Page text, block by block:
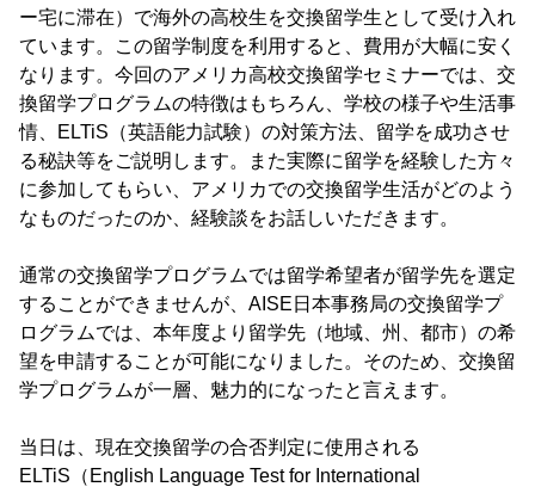
ー宅に滞在）で海外の高校生を交換留学生として受け入れ
ています。この留学制度を利用すると、費用が大幅に安く
なります。今回のアメリカ高校交換留学セミナーでは、交
換留学プログラムの特徴はもちろん、学校の様子や生活事
情、ELTiS（英語能力試験）の対策方法、留学を成功させ
る秘訣等をご説明します。また実際に留学を経験した方々
に参加してもらい、アメリカでの交換留学生活がどのよう
なものだったのか、経験談をお話しいただきます。
通常の交換留学プログラムでは留学希望者が留学先を選定
することができませんが、AISE日本事務局の交換留学プ
ログラムでは、本年度より留学先（地域、州、都市）の希
望を申請することが可能になりました。そのため、交換留
学プログラムが一層、魅力的になったと言えます。
当日は、現在交換留学の合否判定に使用される
ELTiS（English Language Test for International